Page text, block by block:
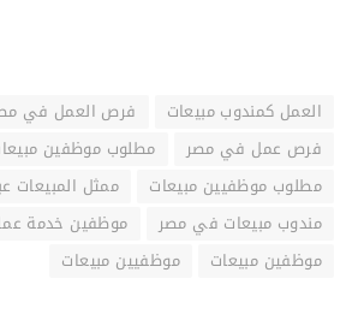
العمل كمندوب مبيعات
فرص العمل في
فرص عمل في مصر
مطلوب موظفين
مطلوب موظفيين مبيعات
ممثل المبيعات
مندوب مبيعات في مصر
موظفين خدمة
موظفين مبيعات
موظفيين مبيعات